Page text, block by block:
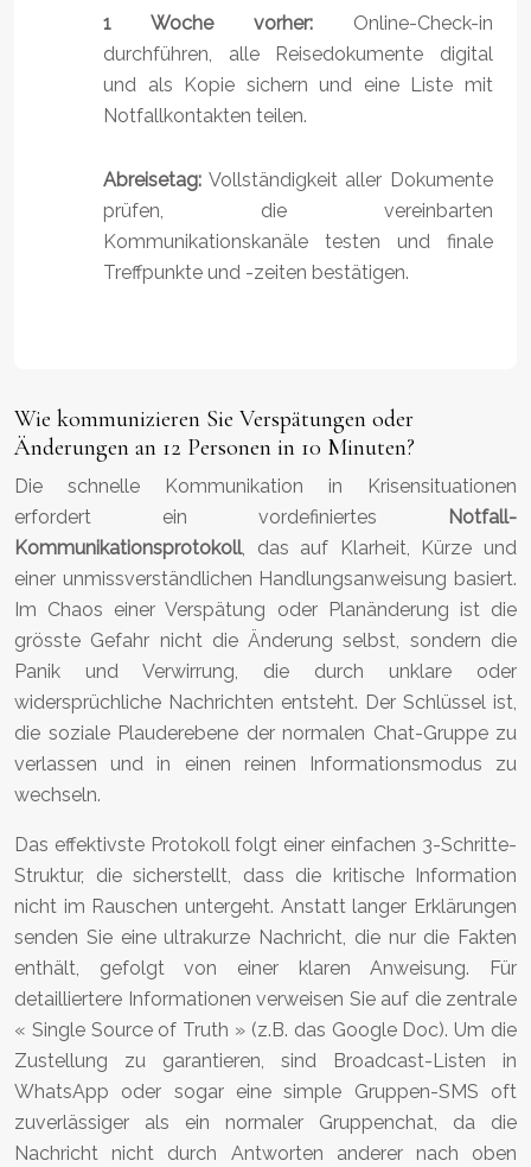
1 Woche vorher: Online-Check-in
durchführen, alle Reisedokumente digital
und als Kopie sichern und eine Liste mit
Notfallkontakten teilen.
Abreisetag: Vollständigkeit aller Dokumente
prüfen, die vereinbarten
Kommunikationskanäle testen und finale
Treffpunkte und -zeiten bestätigen.
Wie kommunizieren Sie Verspätungen oder
Änderungen an 12 Personen in 10 Minuten?
Die schnelle Kommunikation in Krisensituationen
erfordert ein vordefiniertes
Notfall-
Kommunikationsprotokoll, das auf Klarheit, Kürze und
einer unmissverständlichen Handlungsanweisung basiert.
Im Chaos einer Verspätung oder Planänderung ist die
grösste Gefahr nicht die Änderung selbst, sondern die
Panik und Verwirrung, die durch unklare oder
widersprüchliche Nachrichten entsteht. Der Schlüssel ist,
die soziale Plauderebene der normalen Chat-Gruppe zu
verlassen und in einen reinen Informationsmodus zu
wechseln.
Das effektivste Protokoll folgt einer einfachen 3-Schritte-
Struktur, die sicherstellt, dass die kritische Information
nicht im Rauschen untergeht. Anstatt langer Erklärungen
senden Sie eine ultrakurze Nachricht, die nur die Fakten
enthält, gefolgt von einer klaren Anweisung. Für
detailliertere Informationen verweisen Sie auf die zentrale
« Single Source of Truth » (z.B. das Google Doc). Um die
Zustellung zu garantieren, sind Broadcast-Listen in
WhatsApp oder sogar eine simple Gruppen-SMS oft
zuverlässiger als ein normaler Gruppenchat, da die
Nachricht nicht durch Antworten anderer nach oben